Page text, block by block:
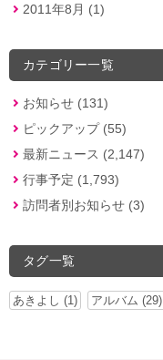
2011年8月 (1)
カテゴリー一覧
お知らせ (131)
ピックアップ (55)
最新ニュース (2,147)
行事予定 (1,793)
訪問者別お知らせ (3)
タグ一覧
あきよし (1) アルバム (29)